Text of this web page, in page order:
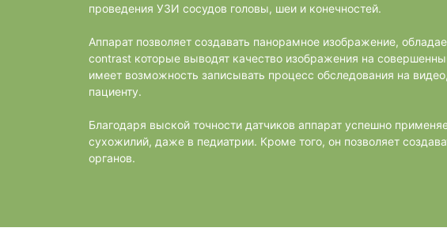
проведения УЗИ сосудов головы, шеи и конечностей.
Аппарат позволяет создавать панорамное изображение,
contrast которые выводят качество изображения на
имеет возможность записывать процесс обследования на
пациенту.
Благодаря выской точности датчиков аппарат успешно
сухожилий, даже в педиатрии. Кроме того, он позволяет
органов.